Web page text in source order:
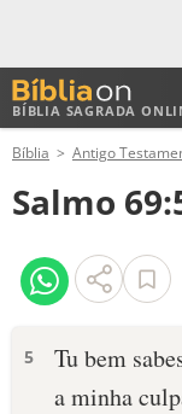
BÍBLIA SAGRADA
ANTIGO
NOVO
VERSÍCULOS
PALAVRA DO DIA
Bíblia Antigo
Salmo
5
Tu bem
a minha